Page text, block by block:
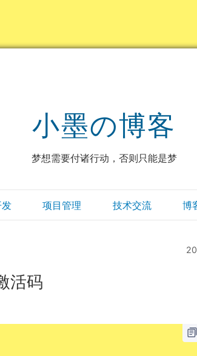
小墨の博客
梦想需要付诸行动，否则只能是梦
项目管理 技术交流 博
活码